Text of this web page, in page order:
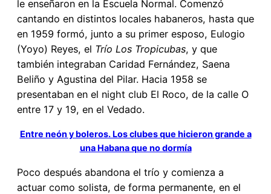
le enseñaron en la Escuela Normal. Comenzó
cantando en distintos locales habaneros, hasta que
en 1959 formó, junto a su primer esposo, Eulogio
(Yoyo) Reyes, el Trío Los Tropicubas, y que
también integraban Caridad Fernández, Saena
Beliño y Agustina del Pilar. Hacia 1958 se
presentaban en el night club El Roco, de la calle O
entre 17 y 19, en el Vedado.
Entre neón y boleros. Los clubes que hicieron grande a
una Habana que no dormía
Poco después abandona el trío y comienza a
actuar como solista, de forma permanente, en el